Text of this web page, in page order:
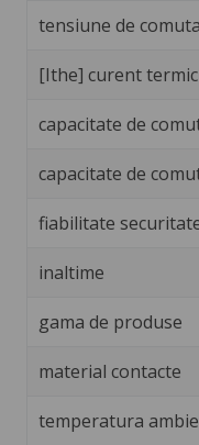
tensiune de
[Ithe] curent
capacitate de
capacitate de
fiabilitate
inaltime
gama de produse
material contacte
temperatura